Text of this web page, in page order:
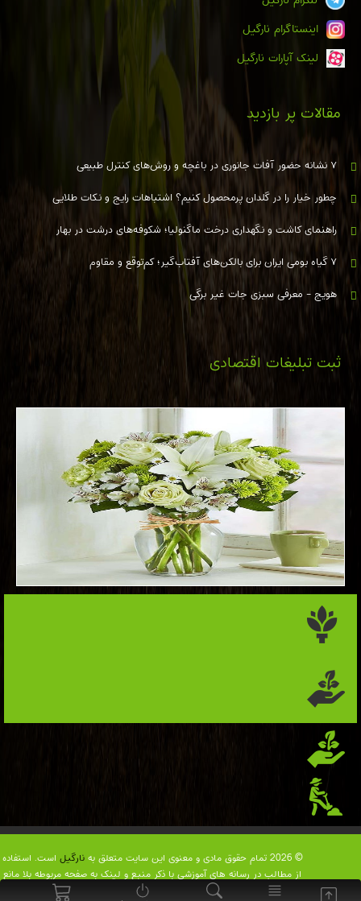
اینستاگرام نارگیل
لینک آپارات نارگیل
مقالات پر بازدید
۷ نشانه حضور آفات جانوری در باغچه و روش‌های کنترل طبیعی
چطور خیار را در گلدان پرمحصول کنیم؟ اشتباهات رایج و نکات طلایی
راهنمای کاشت و نگهداری درخت ماگنولیا؛ شکوفه‌های درشت در بهار
۷ گیاه بومی ایران برای بالکن‌های آفتاب‌گیر؛ کم‌توقع و مقاوم
هویج - معرفی سبزی جات غیر برگی
ثبت تبلیغات اقتصادی
© 2026 تمام حقوق مادی و معنوی این سایت متعلق به نارگیل است. استفاده
از مطالب در رسانه های آموزشی با ذکر منبع و لینک به صفحه مربوطه بلا مانع
است.